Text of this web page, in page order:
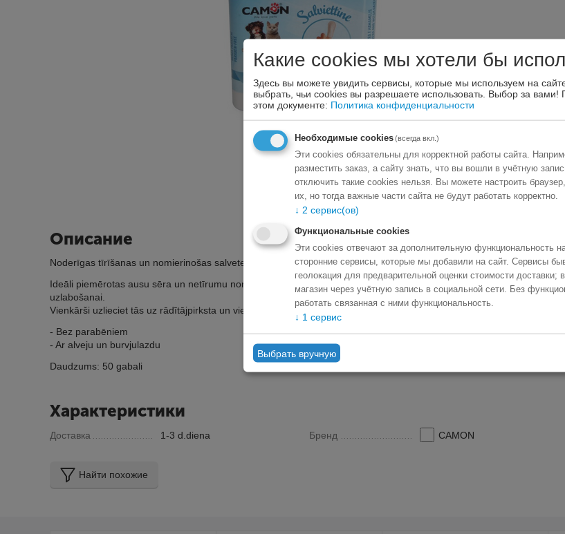
Описание
Noderīgas tīrīšanas un nomierinošas salvetes suņu, kaķu un mazo dzīvnieku ausu tīrīšanai.
Ideāli piemērotas ausu sēra un netīrumu noņemšanai, smaku mazināšanai un suņa vispārējās ausu higiēnas
uzlabošanai.
Vienkārši uzlieciet tās uz rādītājpirksta un viegli pārvietojiet pa auss gliemežnīcu un auss kanālu.
- Bez parabēniem
- Ar alveju un burvjulazdu
Daudzums: 50 gabali
Характеристики
Доставка 1-3 d.diena Бренд CAMON
Найти похожие
Какие cookies мы хотели бы
Здесь вы можете увидить сервисы, которые мы используем на
выбрать, чьи cookies вы разрешаете использовать. Выбор за вами!
этом документе: Политика конфиденциальности
Необходимые cookies(всегда вкл.)
Эти cookies обязательны для корректной работы сайта.
разместить заказ, а сайту знать, что вы вошли в учётную
отключить такие cookies нельзя. Вы можете настроить
их, но тогда важные части сайта не будут работать корректно.
↓ 2 сервис(ов)
Функциональные cookies
Эти cookies отвечают за дополнительную функциональность
сторонние сервисы, которые мы добавили на сайт. Сервисы
геолокация для предварительной оценки стоимости доставки;
магазин через учётную запись в социальной сети. Без
работать связанная с ними функциональность.
↓ 1 сервис
Выбрать вручную